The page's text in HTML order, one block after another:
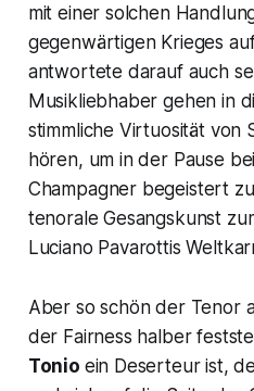
mit einer solchen
gegenwärtigen Krieges
antwortete darauf auch
Musikliebhaber gehen in
stimmliche Virtuosität von
hören, um in der Pause
Champagner begeistert
tenorale Gesangskunst
Luciano Pavarottis
Aber so schön der Tenor
der Fairness halber
Tonio ein Deserteur ist,